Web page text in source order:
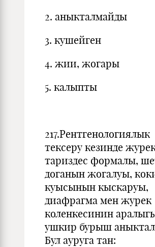
2. аныкталмайды
3. кушейген
4. жии, жогары
5. калыпты
217.Рентгенологиялык
тексеру кезинде
тариздес формалы,
доганын жогалуы,
куысынын кыскаруы,
диафрагма мен журек
коленкесинин
ушкир бурыш
Бул ауруга тан: